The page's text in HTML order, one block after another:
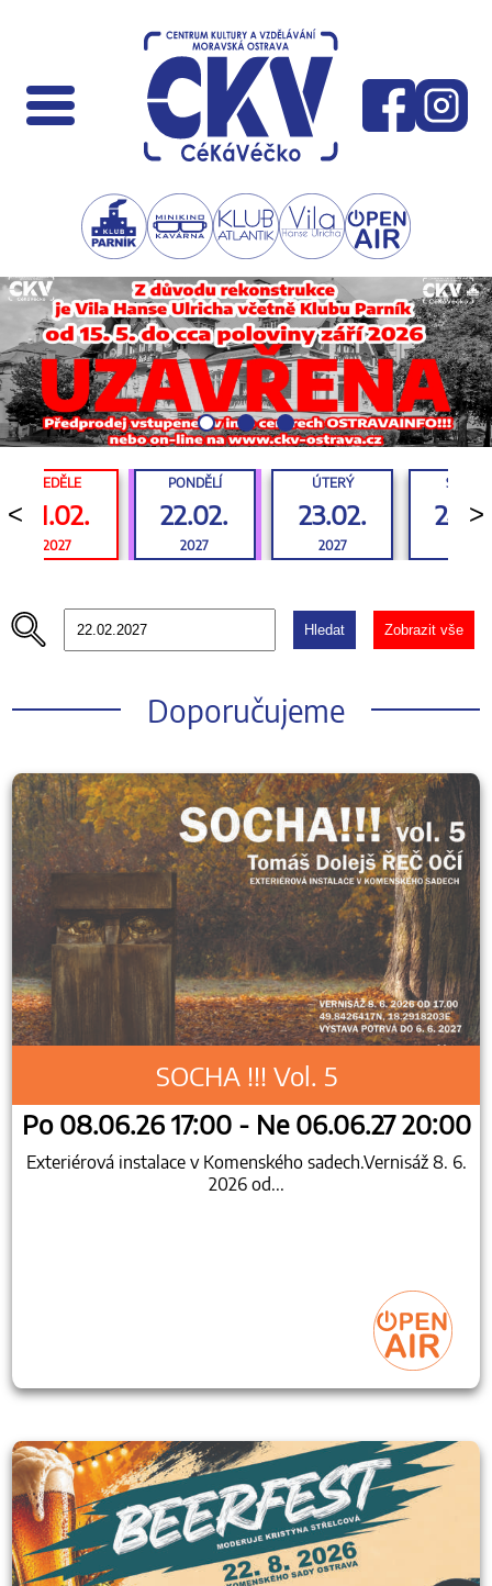
<
NEDĚLE
21.02.
2027
PONDĚLÍ
22.02.
2027
ÚTERÝ
23.02.
2027
>
Hledat Zobrazit vše
Doporučujeme
SOCHA !!! Vol. 5
Po 08.06.26 17:00 - Ne 06.06.27 20:00
Exteriérová instalace v Komenského sadech.Vernisáž 8. 6.
2026 od...